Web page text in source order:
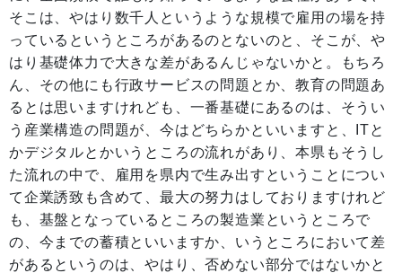
そこは、やはり数千人というような規模で雇用の場を持
っているというところがあるのとないのと、そこが、や
はり基礎体力で大きな差があるんじゃないかと。もちろ
ん、その他にも行政サービスの問題とか、教育の問題あ
るとは思いますけれども、一番基礎にあるのは、そうい
う産業構造の問題が、今はどちらかといいますと、ITと
かデジタルとかいうところの流れがあり、本県もそうし
た流れの中で、雇用を県内で生み出すということについ
て企業誘致も含めて、最大の努力はしておりますけれど
も、基盤となっているところの製造業というところで
の、今までの蓄積といいますか、いうところにおいて差
があるというのは、やはり、否めない部分ではないかと